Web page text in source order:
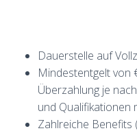
Dauerstelle auf
Mindestentgelt von
Überzahlung je
und Qualifikationen
Zahlreiche Benefits